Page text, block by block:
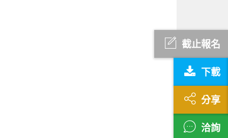
截止報名
下載
分享
洽詢